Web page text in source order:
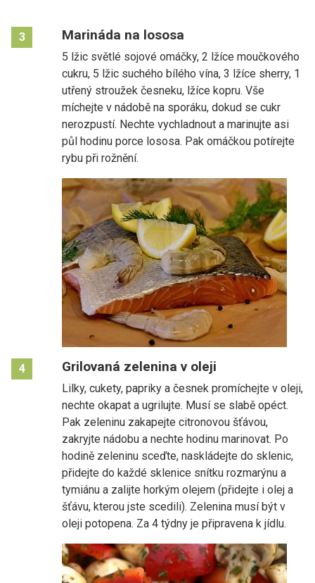
3 Marináda na lososa
5 lžic světlé sojové omáčky, 2 lžíce moučkového
cukru, 5 lžic suchého bílého vína, 3 lžíce sherry, 1
utřený stroužek česneku, lžíce kopru. Vše
míchejte v nádobě na sporáku, dokud se cukr
nerozpustí. Nechte vychladnout a marinujte asi
půl hodinu porce lososa. Pak omáčkou potírejte
rybu při rožnění.
4 Grilovaná zelenina v oleji
Lilky, cukety, papriky a česnek promíchejte v oleji,
nechte okapat a ugrilujte. Musí se slabě opéct.
Pak zeleninu zakapejte citronovou šťávou,
zakryjte nádobu a nechte hodinu marinovat. Po
hodině zeleninu sceďte, naskládejte do sklenic,
přidejte do každé sklenice snítku rozmarýnu a
tymiánu a zalijte horkým olejem (přidejte i olej a
šťávu, kterou jste scedili). Zelenina musí být v
oleji potopena. Za 4 týdny je připravena k jídlu.